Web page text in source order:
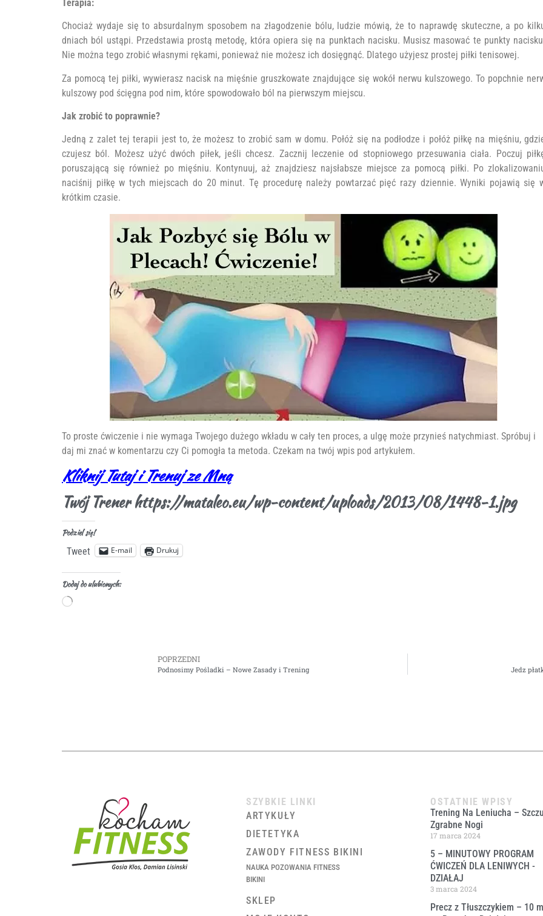
Terapia:
Chociaż wydaje się to absurdalnym sposobem na złagodzenie bólu, ludzie mówią, że to naprawdę skuteczne, a po
dniach ból ustąpi. Przedstawia prostą metodę, która opiera się na punktach nacisku. Musisz masować te punkty
Nie można tego zrobić własnymi rękami, ponieważ nie możesz ich dosięgnąć. Dlatego użyjesz prostej piłki tenisowej.
Za pomocą tej piłki, wywierasz nacisk na mięśnie gruszkowate znajdujące się wokół nerwu kulszowego. To popchnie
kulszowy pod ścięgna pod nim, które spowodowało ból na pierwszym miejscu.
Jak zrobić to poprawnie?
Jedną z zalet tej terapii jest to, że możesz to zrobić sam w domu. Połóż się na podłodze i połóż piłkę na mięśniu,
czujesz ból. Możesz użyć dwóch piłek, jeśli chcesz. Zacznij leczenie od stopniowego przesuwania ciała. Poczuj
poruszającą się również po mięśniu. Kontynuuj, aż znajdziesz najsłabsze miejsce za pomocą piłki. Po
naciśnij piłkę w tych miejscach do 20 minut. Tę procedurę należy powtarzać pięć razy dziennie. Wyniki pojawią się
krótkim czasie.
To proste ćwiczenie i nie wymaga Twojego dużego wkładu w cały ten proces, a ulgę może przynieś natychmiast. Spróbuj i
daj mi znać w komentarzu czy Ci pomogła ta metoda. Czekam na twój wpis pod artykułem.
Kliknij Tutaj i Trenuj ze Mną
Twój Trener https://mataleo.eu/wp-content/uploads/2013/08/1448-1.jpg
Podziel się!
Tweet E-mail Drukuj
Dodaj do ulubionych:
POPRZEDNI
Podnosimy Pośladki – Nowe Zasady i Trening Jedz
SZYBKIE LINKI
ARTYKUŁY
DIETETYKA
ZAWODY FITNESS BIKINI
NAUKA POZOWANIA FITNESS
BIKINI
SKLEP
OSTATNIE WPISY
Trening Na Leniucha –
Zgrabne Nogi
17 marca 2024
5 – MINUTOWY PROGRAM
ĆWICZEŃ DLA LENIWYCH ​-
DZIAŁAJ
3 marca 2024
Precz z Tłuszczykiem – 10